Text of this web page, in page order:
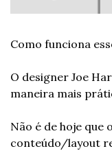
Como funciona
O designer Joe
maneira mais
Não é de hoje que
conteúdo/layout